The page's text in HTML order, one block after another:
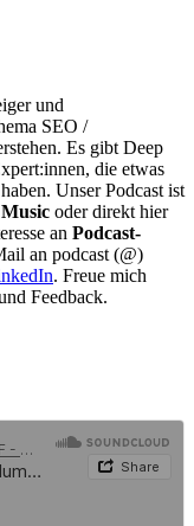
und
SEO /
Es gibt Deep
die etwas
Unser Podcast ist
oder direkt hier
an Podcast-
an podcast (@)
. Freue mich
Feedback.